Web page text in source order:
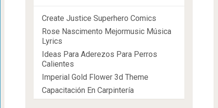
Create Justice Superhero Comics
Rose Nascimento Mejormusic Música
Lyrics
Ideas Para Aderezos Para Perros
Calientes
Imperial Gold Flower 3d Theme
Capacitación En Carpintería